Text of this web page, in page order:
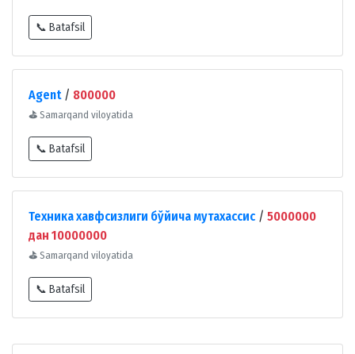
📞 Batafsil
Agent/ 800000
⛳ Samarqand viloyatida
📞 Batafsil
Техника хавфсизлиги бўйича мутахассис / 5000000
дан 10000000
⛳ Samarqand viloyatida
📞 Batafsil